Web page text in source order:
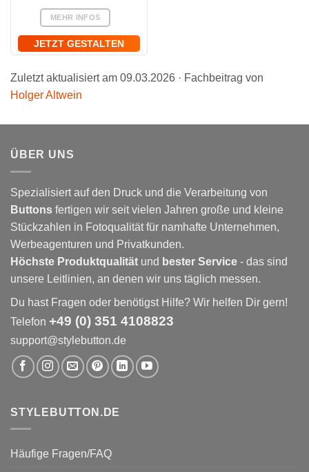
MEHR INFOS
JETZT GESTALTEN
Zuletzt aktualisiert am 09.03.2026 · Fachbeitrag von
Holger Altwein
ÜBER UNS
Spezialisiert auf den Druck und die Verarbeitung von
Buttons fertigen wir seit vielen Jahren große und kleine
Stückzahlen in Fotoqualität für namhafte Unternehmen,
Werbeagenturen und Privatkunden.
Höchste Produktqualität und bester Service - das sind
unsere Leitlinien, an denen wir uns täglich messen.
Du hast Fragen oder benötigst Hilfe? Wir helfen Dir gern!
Telefon +49 (0) 351 4108823
support@stylebutton.de
STYLEBUTTON.DE
Häufige Fragen/FAQ